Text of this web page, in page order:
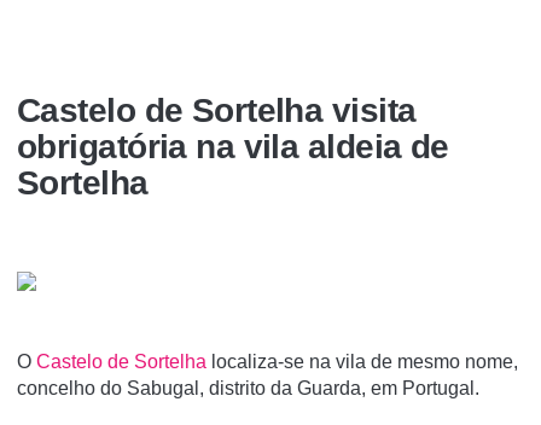
Castelo de Sortelha visita
obrigatória na vila aldeia de
Sortelha
O Castelo de Sortelha localiza-se na vila de mesmo nome,
concelho do Sabugal, distrito da Guarda, em Portugal.